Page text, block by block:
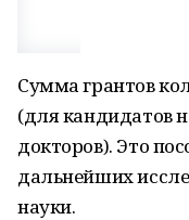
Сумма грантов
(для кандидатов
докторов). Это
дальнейших
науки.